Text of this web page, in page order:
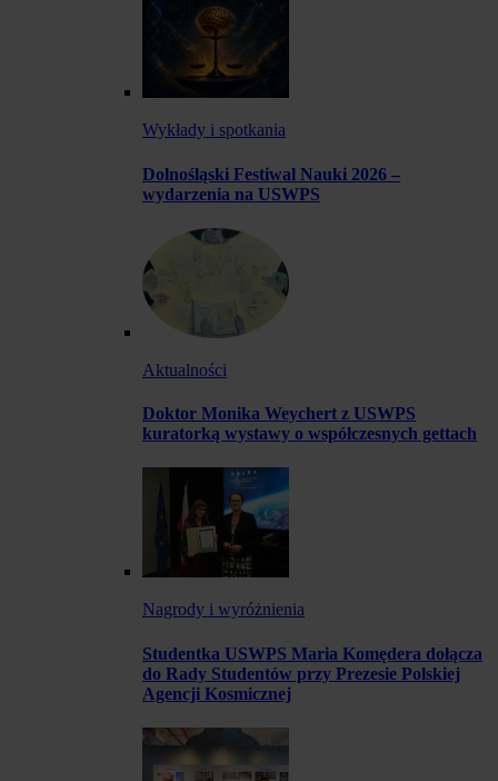
Wykłady i spotkania
Dolnośląski Festiwal Nauki 2026 –
wydarzenia na USWPS
Aktualności
Doktor Monika Weychert z USWPS
kuratorką wystawy o współczesnych gettach
Nagrody i wyróżnienia
Studentka USWPS Maria Komędera dołącza
do Rady Studentów przy Prezesie Polskiej
Agencji Kosmicznej